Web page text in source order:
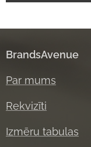
BrandsAvenue
Par mums
Rekvizīti
Izmēru tabulas